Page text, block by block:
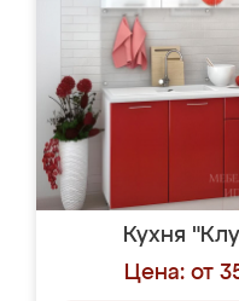
Кухня
Цена: от